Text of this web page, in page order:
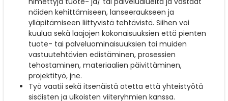
näiden kehittämiseen, lanseeraukseen ja
ylläpitämiseen liittyvistä tehtävistä. Siihen voi
kuulua sekä laajojen kokonaisuuksien että pienten
tuote- tai palveluominaisuuksien tai muiden
vastuutehtävien edistäminen, prosessien
tehostaminen, materiaalien päivittäminen,
projektityö, jne.
Työ vaatii sekä itsenäistä otetta että yhteistyötä
sisäisten ja ulkoisten viiteryhmien kanssa.